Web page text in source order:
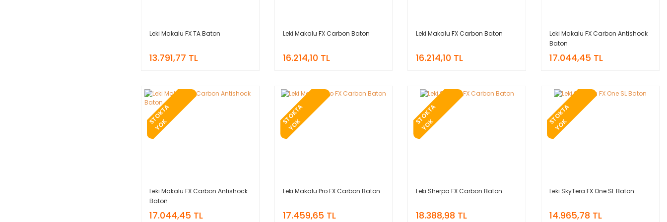
Leki Makalu FX TA Baton
13.791,77 TL
Leki Makalu FX Carbon Baton
16.214,10 TL
Leki Makalu FX Carbon Baton
16.214,10 TL
Leki Makalu FX Carbon Antishock
Baton
17.044,45 TL
S
T
O
K
T
A
Y
O
K
Leki Makalu FX Carbon Antishock
Baton
17.044,45 TL
S
T
O
K
T
A
Y
O
K
Leki Makalu Pro FX Carbon Baton
17.459,65 TL
S
T
O
K
T
A
Y
O
K
Leki Sherpa FX Carbon Baton
18.388,98 TL
S
T
O
K
T
A
Y
O
K
Leki SkyTera FX One SL Baton
14.965,78 TL